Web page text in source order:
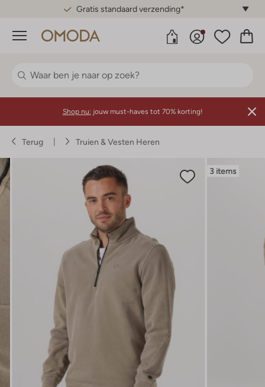
Gratis standaard verzending*
Menu
Shop nu: jouw must-haves tot 70% korting!
Terug Truien & Vesten Heren
3 items